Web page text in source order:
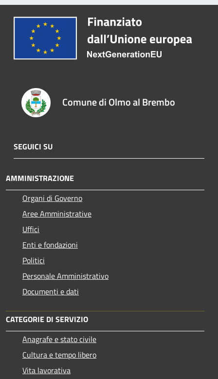
Comune di Olmo al Brembo
SEGUICI SU
AMMINISTRAZIONE
Organi di Governo
Aree Amministrative
Uffici
Enti e fondazioni
Politici
Personale Amministrativo
Documenti e dati
CATEGORIE DI SERVIZIO
Anagrafe e stato civile
Cultura e tempo libero
Vita lavorativa